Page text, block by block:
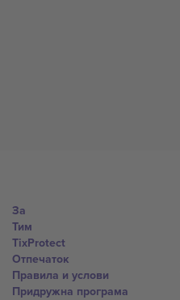
За
Тим
TixProtect
Отпечаток
Правила и услови
Придружна програма